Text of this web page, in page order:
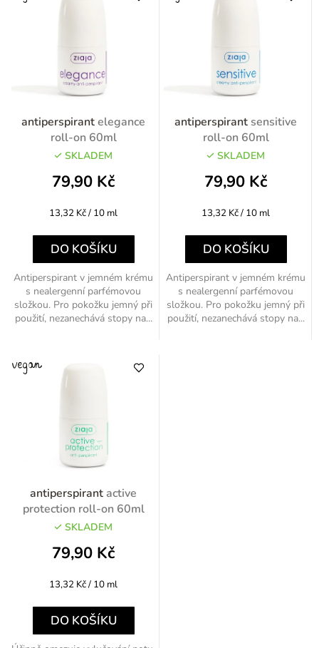
antiperspirantelegance
roll-on 60ml
SKLADEM
79,90 Kč
Měrná
13,32 Kč / 10 ml
DO KOŠÍKU
Antiperspirant v jemném krému
s nealergenní parfémovou
složkou. Pro pokožku jemný při
použití, nezanechává stopy na...
antiperspirant sensitive
roll-on 60ml
SKLADEM
79,90 Kč
Měrná
13,32 Kč / 10 ml
DO KOŠÍKU
Antiperspirant v jemném krému
s nealergenní parfémovou
složkou. Pro pokožku jemný při
použití, nezanechává stopy na...
antiperspirantactive
protection roll-on 60ml
SKLADEM
79,90 Kč
Měrná
13,32 Kč / 10 ml
DO KOŠÍKU